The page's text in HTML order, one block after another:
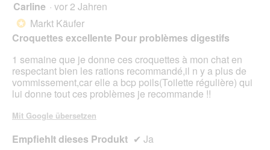
4
Sternen.
Carline · vor 2 Jahren
* Markt Käufer
Croquettes excellente Pour problèmes digestifs
1 semaine que je donne ces croquettes à mon chat en
respectant bien les rations recommandé,il n y a plus de
vommissement,car elle a bcp poils(Toilette régulière) qui
lui donne tout ces problèmes je recommande !!
Mit Google übersetzen
Empfiehlt dieses Produkt ✔ Ja